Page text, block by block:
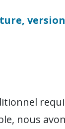
nous